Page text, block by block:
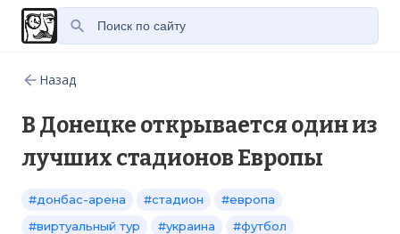
Назад
В Донецке открывается один из
лучших стадионов Европы
#донбас-арена #стадион
#европа
#виртуальный тур
#украина #футбол